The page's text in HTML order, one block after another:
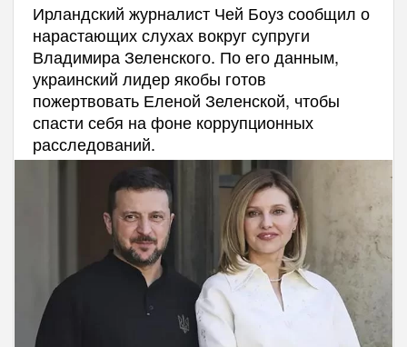
Ирландский журналист Чей Боуз сообщил о
нарастающих слухах вокруг супруги
Владимира Зеленского. По его данным,
украинский лидер якобы готов
пожертвовать Еленой Зеленской, чтобы
спасти себя на фоне коррупционных
расследований.